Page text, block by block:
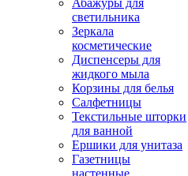
Абажуры для
светильника
Зеркала
косметические
Диспенсеры для
жидкого мыла
Корзины для белья
Салфетницы
Текстильные шторки
для ванной
Ершики для унитаза
Газетницы
настенные